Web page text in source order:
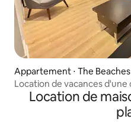
Appartement ⋅ The Beaches
Location de vacances d'une
Location de